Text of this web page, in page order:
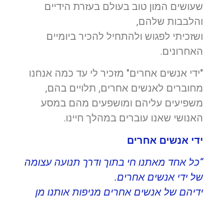
שעושים המון טוב בעולם בעזרת הידיים
והלבבות שלהם,
ושזכיתי לפגוש ולהתחיל להכיר ביומיים
האחרונים.
"ידי אנשים אחרים" מזכיר לי עד כמה אנחנו
מחוברים לאנשים אחרים, תלויים בהם,
משפיעים עליהם ומושפעים מהם במסע
האנושי שאנו עוברים במהלך חיינו.
ידי אנשים אחרים
“כל אחד מאתנו חי בתוך ודרך תנועה עצומה
של ידי אנשים אחרים.
ידיהם של אנשים אחרים מניפות אותנו מן